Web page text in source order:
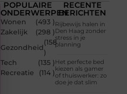
POPULAIRE
ONDERWERPEN
Wonen
(493 )
Zakelijk
(298 )
Gezondheid
(158
)
Tech
(135 )
Recreatie
(114 )
RECENTE
BERICHTEN
Rijbewijs halen in
Den Haag zonder
stress in je
planning
Het perfecte bed
kiezen als gamer
of thuiswerker: zo
doe je dat slim